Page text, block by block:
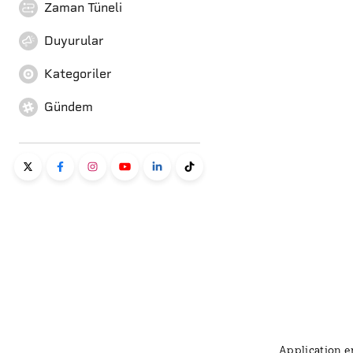
Zaman Tüneli
Duyurular
Kategoriler
Gündem
Application